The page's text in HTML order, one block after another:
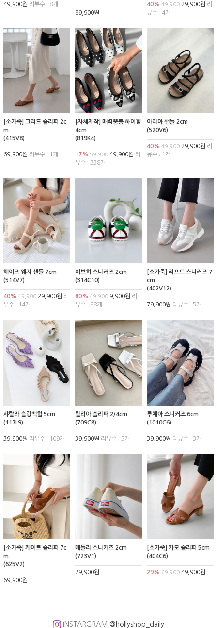
49,900원 리뷰수 : 8개
89,900원
40% 49,90029,900원 리
뷰수 : 4개
[소가죽] 그리드 슬리퍼 2c
m
(415V8)
69,900원 리뷰수 : 1개
[자체제작] 매력뿜뿜 하이힐
4cm
(819K4)
17% 59,90049,900원 리
뷰수 : 338개
아리아 샌들 2cm
(520V6)
40% 49,90029,900원 리
뷰수 : 1개
헤이즈 웨지 샌들 7cm
(514V7)
40% 49,900 29,900원 리
뷰수 : 14개
이브히 스니커즈 2cm
(314C10)
80% 49,9009,900원 리
뷰수 : 88개
[소가죽] 리프트 스니커즈 7
cm
(402V12)
79,900원 리뷰수 : 5개
샤랄라 슬링백힐 5cm
(117L9)
39,900원 리뷰수 : 109개
릴리아 슬리퍼 2/4cm
(709C8)
39,900원 리뷰수 : 5개
루체아 스니커즈 6cm
(1010C6)
39,900원 리뷰수 : 3개
[소가죽] 케이트 슬리퍼 7c
m
(625V2)
69,900원
메들리 스니커즈 2cm
(723V1)
29,900원
[소가죽] 카모 슬리퍼 5cm
(404C6)
29% 69,90049,900원
INSTARGRAM @hollyshop_daily